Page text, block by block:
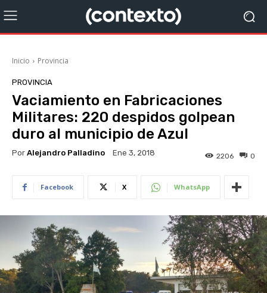
Inicio Provincia
PROVINCIA
Vaciamiento en Fabricaciones
Militares: 220 despidos golpean
duro al municipio de Azul
Por Alejandro Palladino Ene 3, 2018 0
2206
Facebook X WhatsApp